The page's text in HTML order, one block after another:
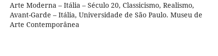
Arte Moderna – Itália – Século 20, Classicismo, Realismo,
Avant-Garde – Itália, Universidade de São Paulo. Museu de
Arte Contemporânea